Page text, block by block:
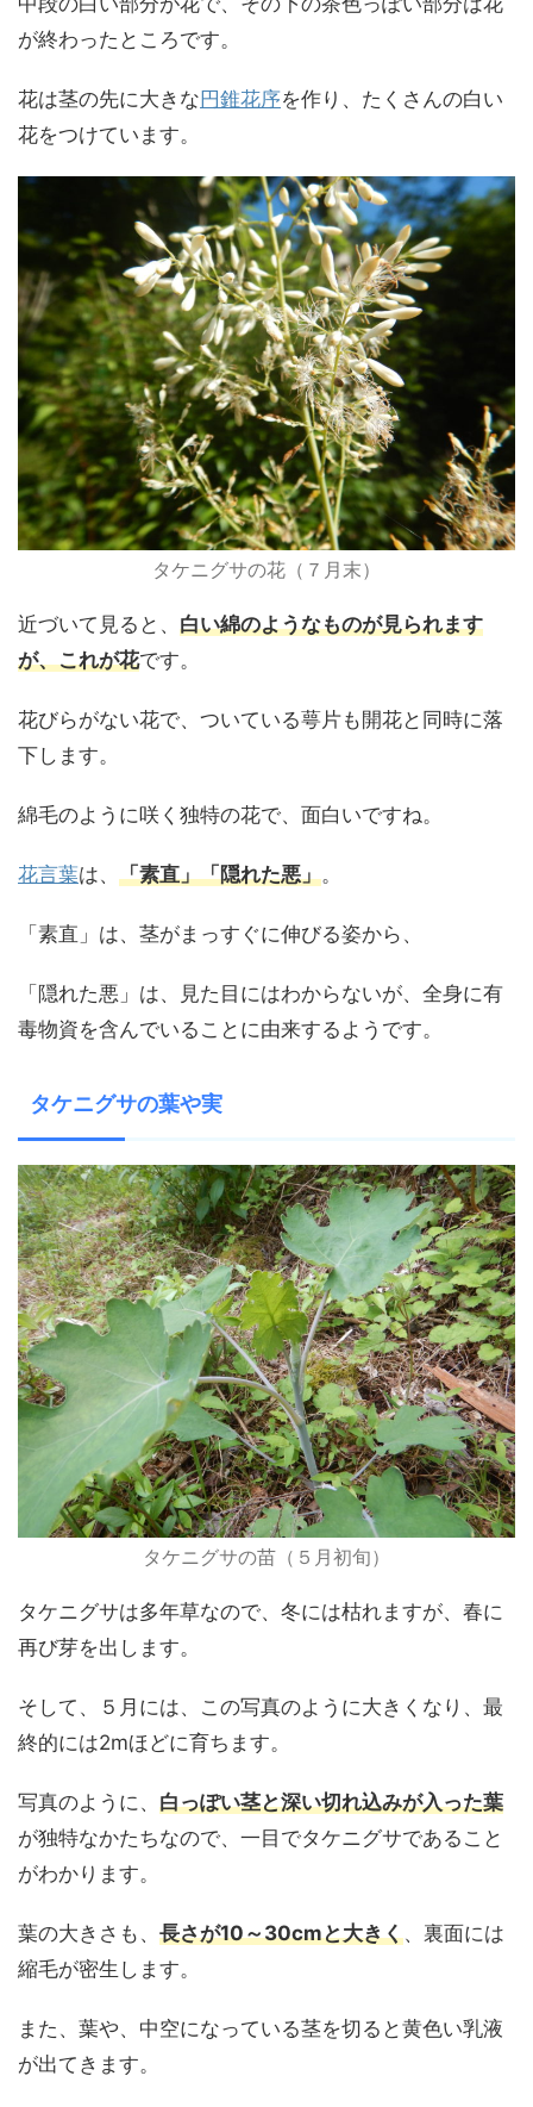
が終わったところです。
花は茎の先に大きな 円錐花序を作り、たくさんの白い
花をつけています。
タケニグサの花（７月末）
近づいて見ると、 白い綿のようなものが見られます
が、これが花です。
花びらがない花で、ついている萼片も開花と同時に落
下します。
綿毛のように咲く独特の花で、面白いですね。
花言葉は、 「素直」「隠れた悪」。
「素直」は、茎がまっすぐに伸びる姿から、
「隠れた悪」は、見た目にはわからないが、全身に有
毒物資を含んでいることに由来するようです。
タケニグサの葉や実
タケニグサの苗（５月初旬）
タケニグサは多年草なので、冬には枯れますが、春に
再び芽を出します。
そして、５月には、この写真のように大きくなり、最
終的には2mほどに育ちます。
写真のように、 白っぽい茎と深い切れ込みが入った葉
が独特なかたちなので、一目でタケニグサであること
がわかります。
葉の大きさも、 長さが10～30cmと大きく、裏面には
縮毛が密生します。
また、葉や、中空になっている茎を切ると黄色い乳液
が出てきます。